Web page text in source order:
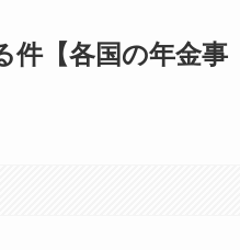
件【各国の年金事